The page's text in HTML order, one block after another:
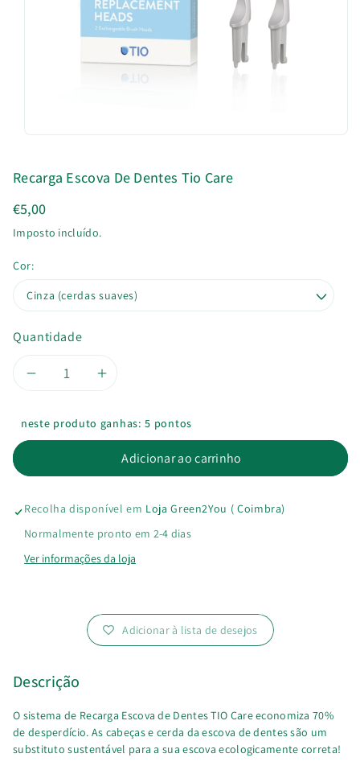
Recarga Escova De Dentes Tio Care
€5,00
Imposto incluído.
Cor:
Quantidade
Diminuir
a
quantidade
Recarga
Escova
Dentes
Care
Aumentar
a
quantidade
Recarga
Escova
Dentes
neste produto ganhas: 5 pontos
Adicionar ao carrinho
Recolha disponível em Loja Green2You ( Coimbra)
Normalmente pronto em 2-4 dias
Ver informações da loja
Adicionar à lista de desejos
Descrição
O sistema de Recarga Escova de Dentes TIO Care economiza 70%
de desperdício. As cabeças e cerda da escova de dentes são um
substituto sustentável para a sua escova ecologicamente correta!